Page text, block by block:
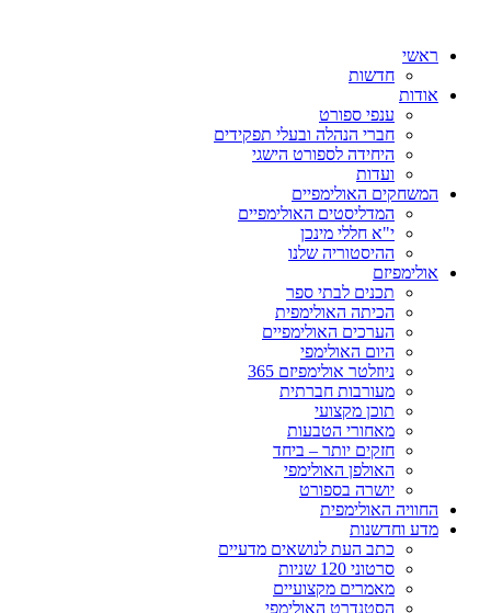
ראשי
חדשות
אודות
ענפי ספורט
חברי הנהלה ובעלי תפקידים
היחידה לספורט הישגי
ועדות
המשחקים האולימפיים
המדליסטים האולימפיים
י"א חללי מינכן
ההיסטוריה שלנו
אולימפיזם
תכנים לבתי ספר
הכיתה האולימפית
הערכים האולימפיים
היום האולימפי
ניוזלטר אולימפיזם 365
מעורבות חברתית
תוכן מקצועי
מאחורי הטבעות
חזקים יותר – ביחד
האולפן האולימפי
יושרה בספורט
החוויה האולימפית
מדע וחדשנות
כתב העת לנושאים מדעיים
סרטוני 120 שניות
מאמרים מקצועיים
הסטנדרט האולימפי